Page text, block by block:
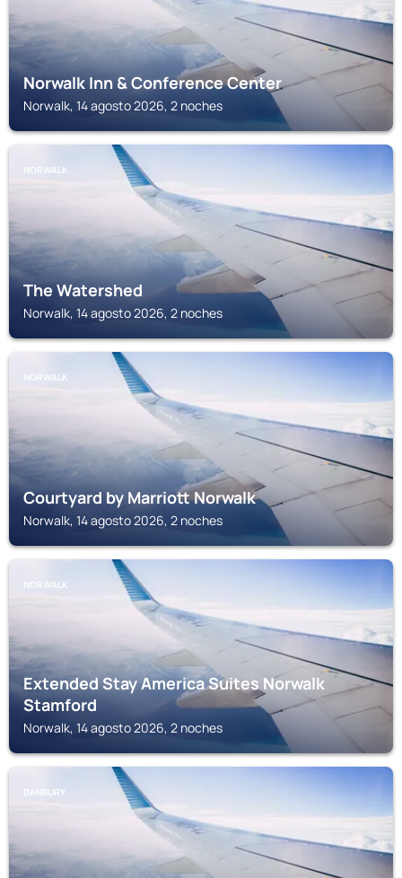
Norwalk Inn & Conference Center
Norwalk, 14 agosto 2026, 2 noches
NORWALK
The Watershed
Norwalk, 14 agosto 2026, 2 noches
NORWALK
Courtyard by Marriott Norwalk
Norwalk, 14 agosto 2026, 2 noches
NORWALK
Extended Stay America Suites Norwalk
Stamford
Norwalk, 14 agosto 2026, 2 noches
DANBURY